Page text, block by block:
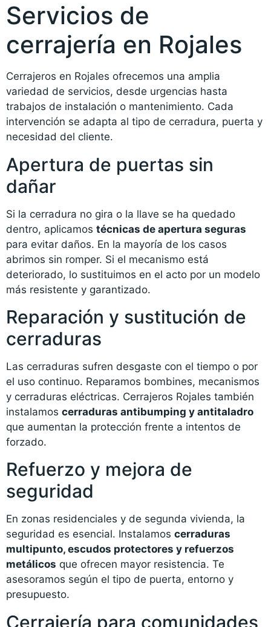
Servicios de
cerrajería en Rojales
Cerrajeros en Rojales ofrecemos una amplia
variedad de servicios, desde urgencias hasta
trabajos de instalación o mantenimiento. Cada
intervención se adapta al tipo de cerradura, puerta y
necesidad del cliente.
Apertura de puertas sin
dañar
Si la cerradura no gira o la llave se ha quedado
dentro, aplicamos técnicas de apertura seguras
para evitar daños. En la mayoría de los casos
abrimos sin romper. Si el mecanismo está
deteriorado, lo sustituimos en el acto por un modelo
más resistente y garantizado.
Reparación y sustitución de
cerraduras
Las cerraduras sufren desgaste con el tiempo o por
el uso continuo. Reparamos bombines, mecanismos
y cerraduras eléctricas. Cerrajeros Rojales también
instalamos cerraduras antibumping y antitaladro
que aumentan la protección frente a intentos de
forzado.
Refuerzo y mejora de
seguridad
En zonas residenciales y de segunda vivienda, la
seguridad es esencial. Instalamos cerraduras
multipunto, escudos protectores y refuerzos
metálicos que ofrecen mayor resistencia. Te
asesoramos según el tipo de puerta, entorno y
presupuesto.
Cerrajería para comunidades